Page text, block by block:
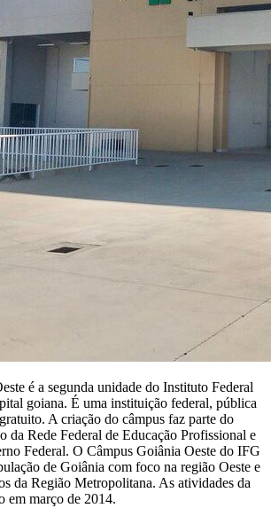
é a segunda unidade do Instituto Federal
goiana. É uma instituição federal, pública
A criação do câmpus faz parte do
da Rede Federal de Educação Profissional e
Federal. O Câmpus Goiânia Oeste do IFG
de Goiânia com foco na região Oeste e
da Região Metropolitana. As atividades da
em março de 2014.